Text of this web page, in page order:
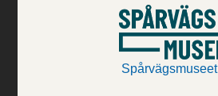
Spårvägsmuseet